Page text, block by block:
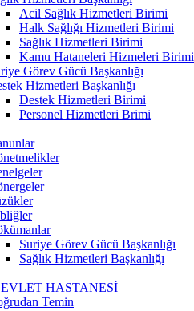
Acil Sağlık Hizmetleri Birimi
Halk Sağlığı Hizmetleri Birimi
Sağlık Hizmetleri Birimi
Kamu Hataneleri Hizmeleri Birimi
Görev Gücü Başkanlığı
Hizmetleri Başkanlığı
Destek Hizmetleri Birimi
Personel Hizmetleri Brimi
Suriye Görev Gücü Başkanlığı
Sağlık Hizmetleri Başkanlığı
HASTANESİ
Temin